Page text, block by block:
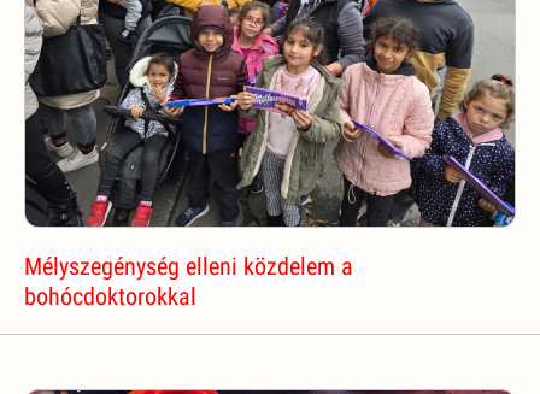
Mélyszegénység elleni közdelem a
bohócdoktorokkal